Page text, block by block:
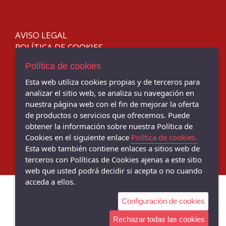
44
46
47
48
DOCTOR CUTILLAS
Kokis
Mariel
LOYGAR
MARILA
MEDITERRANEA
MTNG
NORTEÑAS
AVISO LEGAL
POLÍTICA DE COOKIES
ENVÍOS Y DEVOLUCIONES
TIENDA EN BAMI - C/ Torcuato Luca de Tena, 32, Sevilla - 41013
(Sevilla)
954 629150
TIENDA EN BERMEJALES - Av. De Grecia, 27, Sevilla - 41012 (Sevilla)
954 096232
Política de cookies
Esta web utiliza cookies propias y de terceros para
analizar el sitio web, se analiza su navegación en
nuestra página web con el fin de mejorar la oferta
de productos o servicios que ofrecemos. Puede
obtener la información sobre nuestra Política de
Cookies en el siguiente enlace Política de cookies.
Esta web también contiene enlaces a sitios web de
terceros con Políticas de Cookies ajenas a este sitio
web que usted podrá decidir si acepta o no cuando
acceda a ellos.
Configuración de cookies
Rechazar todas las cookies